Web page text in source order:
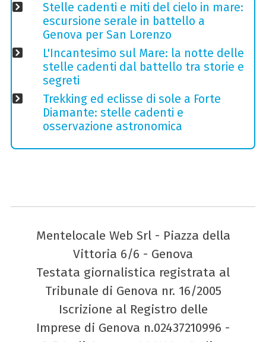
Stelle cadenti e miti del cielo in mare:
escursione serale in battello a
Genova per San Lorenzo
L'Incantesimo sul Mare: la notte delle
stelle cadenti dal battello tra storie e
segreti
Trekking ed eclisse di sole a Forte
Diamante: stelle cadenti e
osservazione astronomica
Mentelocale Web Srl - Piazza della
Vittoria 6/6 - Genova
Testata giornalistica registrata al
Tribunale di Genova nr. 16/2005
Iscrizione al Registro delle
Imprese di Genova n.02437210996 -